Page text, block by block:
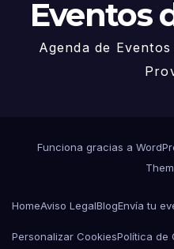
Eventos
Agenda de
Funciona gracias a
HomeAviso LegalBlogEnvía tu
Personalizar CookiesPolítica de